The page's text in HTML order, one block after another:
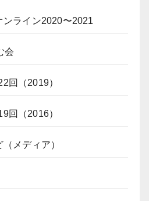
ライン2020〜2021
会
回（2019）
回（2016）
メディア）